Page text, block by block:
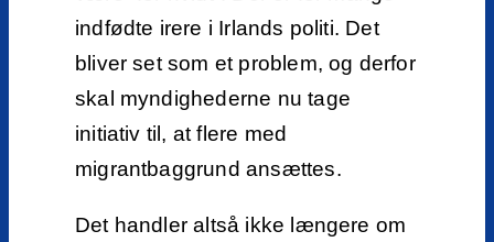
indfødte irere i Irlands politi. Det
bliver set som et problem, og derfor
skal myndighederne nu tage
initiativ til, at flere med
migrantbaggrund ansættes.
Det handler altså ikke længere om